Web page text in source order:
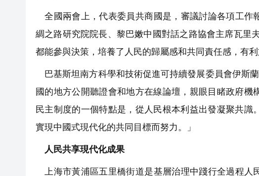
全國兩會上，代表委員共商國是，審議討論各項工
綢之路研究院院長、黎巴嫩中國對話之路協會主席瓦里
都能參與決策，培養了人民的歸屬感和共同責任感，有
巴基斯坦南方科學和技術促進可持續發展委員會伊斯
國的地方公開聽證會和地方在線論壇，親眼目睹政府
民主制度的一個特點是，從人民根本利益出發凝聚共
實現中國式現代化的共同目標而努力。」
人民共享現代化成果
上海市黃浦區五里橋街道是基層治理中踐行全過程